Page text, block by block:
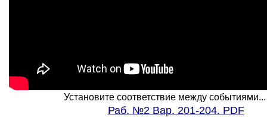
Установите соответствие между событиями...
Раб. №2 Вар. 201-204. PDF